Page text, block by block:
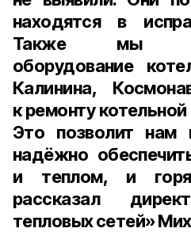
находятся в
Также мы
оборудование
Калинина,
к ремонту
Это позволит нам
надёжно
и теплом, и
рассказал
тепловых сетей»